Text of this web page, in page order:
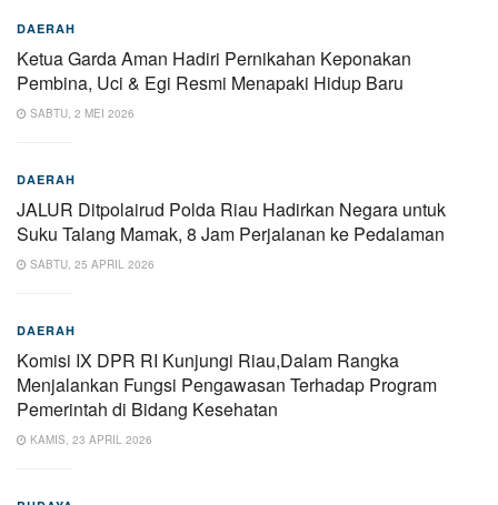
DAERAH
Ketua Garda Aman Hadiri Pernikahan Keponakan
Pembina, Uci & Egi Resmi Menapaki Hidup Baru
SABTU, 2 MEI 2026
DAERAH
JALUR Ditpolairud Polda Riau Hadirkan Negara untuk
Suku Talang Mamak, 8 Jam Perjalanan ke Pedalaman
SABTU, 25 APRIL 2026
DAERAH
Komisi IX DPR RI Kunjungi Riau,Dalam Rangka
Menjalankan Fungsi Pengawasan Terhadap Program
Pemerintah di Bidang Kesehatan
KAMIS, 23 APRIL 2026